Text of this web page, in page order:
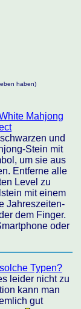
haben)
Mahjong
und
Stein mit
um sie aus
Entferne alle
Level zu
mit einem
Jahreszeiten-
dem Finger.
oder
Typen?
leider nicht zu
kann man
gut